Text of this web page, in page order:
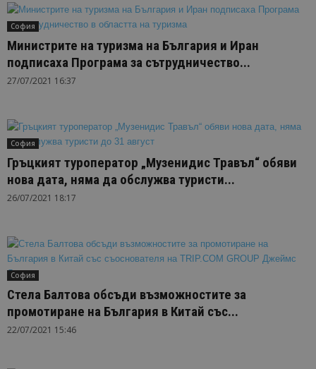
София
Министрите на туризма на България и Иран
подписаха Програма за сътрудничество...
27/07/2021 16:37
София
Гръцкият туроператор „Музенидис Травъл“ обяви
нова дата, няма да обслужва туристи...
26/07/2021 18:17
София
Стела Балтова обсъди възможностите за
промотиране на България в Китай със...
22/07/2021 15:46